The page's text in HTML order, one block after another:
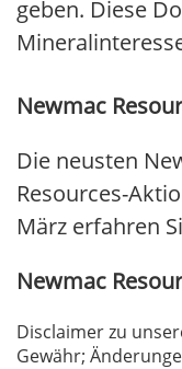
geben. Diese
Newmac
Die neusten
Resources-
März erfahren
Newmac
Disclaimer zu
Gewähr;